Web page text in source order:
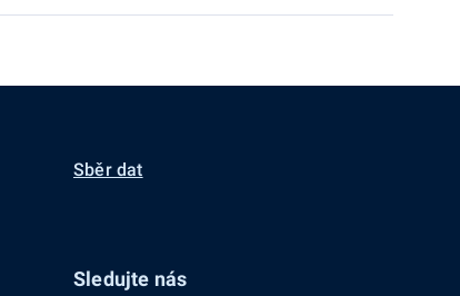
Sběr dat
Sledujte nás